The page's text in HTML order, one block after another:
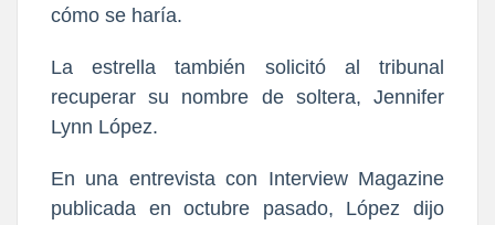
cómo se haría.
La estrella también solicitó al tribunal
recuperar su nombre de soltera, Jennifer
Lynn López.
En una entrevista con Interview Magazine
publicada en octubre pasado, López dijo